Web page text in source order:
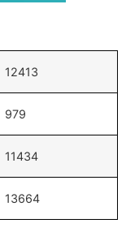
12413
979
11434
13664